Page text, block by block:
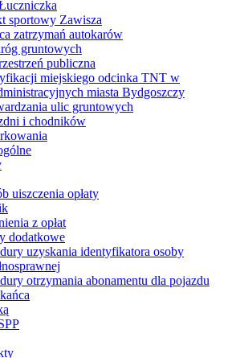
sportowy Zawisza
zatrzymań autokarów
gruntowych
publiczna
miejskiego odcinka TNT w
miasta Bydgoszczy
ulic gruntowych
i chodników
uiszczenia opłaty
z opłat
dodatkowe
uzyskania identyfikatora osoby
otrzymania abonamentu dla pojazdu